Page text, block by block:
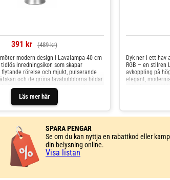
391 kr (489 kr)
Läs mer här
modern design i Lavalampa 40 cm
inredningsikon som skapar
rörelse och mjukt, pulserande
och de gröna lavabubblorna bildar
flöde som är lika hypnotiserande som
stilrena silverbasen ger lampan ett
som passar perfekt i allt från
kontor, lounge eller sovrum. När lampan
lavan sakta röra sig upp och ner i
ett visuellt skådespel som aldrig ser
Dyk ner i ett hav
RGB – en stilren
avkoppling på
elegant,
självklar detalj i
realistiska
upplysta av
hypnotisk och
panelknappar
effekter – från
utan underhåll.
SPARA PENGAR
Se om du kan nyttja en rabattkod eller
din belysning online.
Visa listan